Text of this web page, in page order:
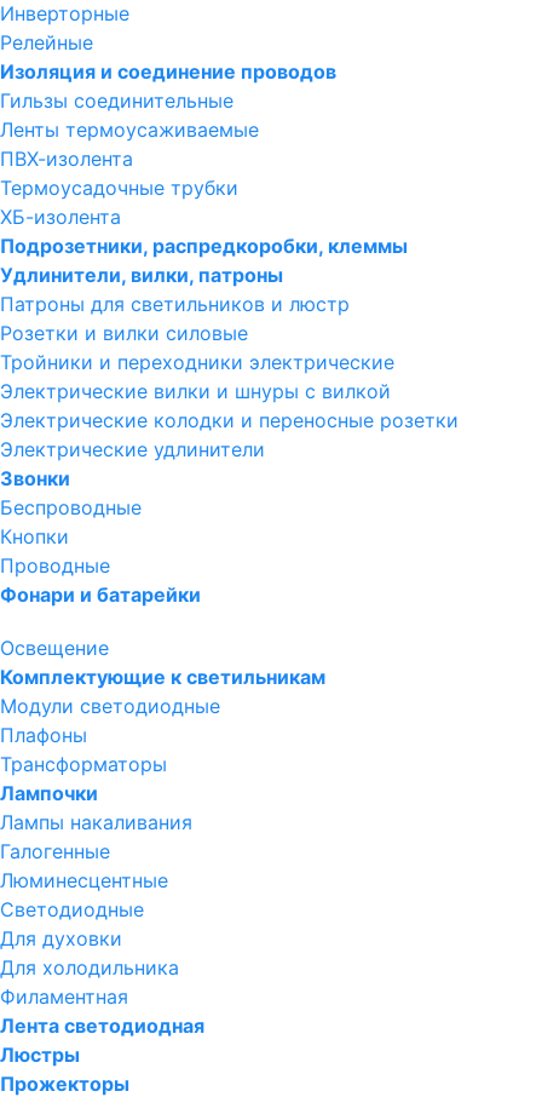
Инверторные
Релейные
Изоляция и соединение проводов
Гильзы соединительные
Ленты термоусаживаемые
ПВХ-изолента
Термоусадочные трубки
ХБ-изолента
Подрозетники, распредкоробки, клеммы
Удлинители, вилки, патроны
Патроны для светильников и люстр
Розетки и вилки силовые
Тройники и переходники электрические
Электрические вилки и шнуры с вилкой
Электрические колодки и переносные розетки
Электрические удлинители
Звонки
Беспроводные
Кнопки
Проводные
Фонари и батарейки
Освещение
Комплектующие к светильникам
Модули светодиодные
Плафоны
Трансформаторы
Лампочки
Лампы накаливания
Галогенные
Люминесцентные
Светодиодные
Для духовки
Для холодильника
Филаментная
Лента светодиодная
Люстры
Прожекторы